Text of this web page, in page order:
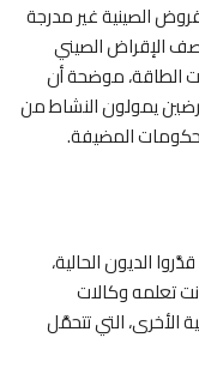
دولار من القروض الصينية غير مدرجة
الإقراض الصيني
الطاقة، موضحة أن
يمولون النشاط من
المضيفة.
وكشفت "ناشيونال بوست" أن باحثي AidData قدَّروا الديون الحالية،
تعلمه وكالات
الأخرى، التي تتحمَّل